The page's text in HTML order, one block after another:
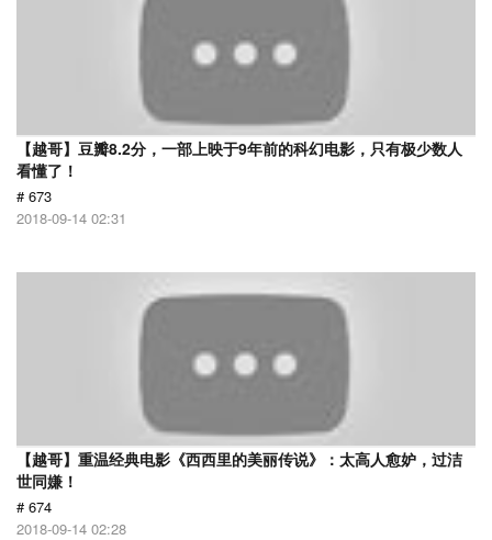
【越哥】豆瓣8.2分，一部上映于9年前的科幻电影，只有极少数人
看懂了！
# 673
2018-09-14 02:31
【越哥】重温经典电影《西西里的美丽传说》：太高人愈妒，过洁
世同嫌！
# 674
2018-09-14 02:28